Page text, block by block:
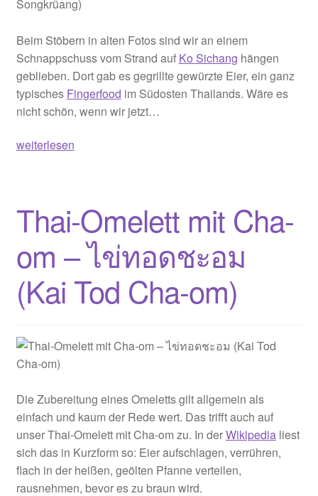
(Pad
Wun
Sen
Cha-
om
Gung)
Beim Stöbern in alten Fotos sind wir an einem
Schnappschuss vom Strand auf Ko Sichang hängen
geblieben. Dort gab es gegrillte gewürzte Eier, ein ganz
typisches Fingerfood im Südosten Thailands. Wäre es
nicht schön, wenn wir jetzt…
Gegrillte
ไข่
ปิ้ง
ทรง
เครื่อง
(Kai
Bping
weiterlesen
Thai-Omelett mit Cha-
om – ไข่ทอดชะอม
(Kai Tod Cha-om)
Die Zubereitung eines Omeletts gilt allgemein als
einfach und kaum der Rede wert. Das trifft auch auf
unser Thai-Omelett mit Cha-om zu. In derWikipedialiest
sich das in Kurzform so: Eier aufschlagen, verrühren,
flach in der heißen, geölten Pfanne verteilen,
rausnehmen, bevor es zu braun wird.